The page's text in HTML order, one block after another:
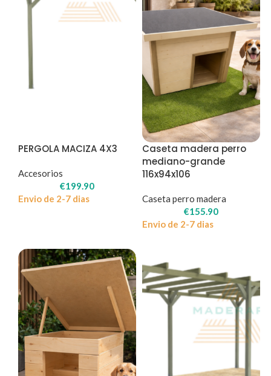
PERGOLA MACIZA 4X3
Accesorios
€199.90
Envio de 2-7 dias
Caseta madera perro
mediano-grande
116x94x106
Caseta perro madera
€155.90
Envio de 2-7 dias